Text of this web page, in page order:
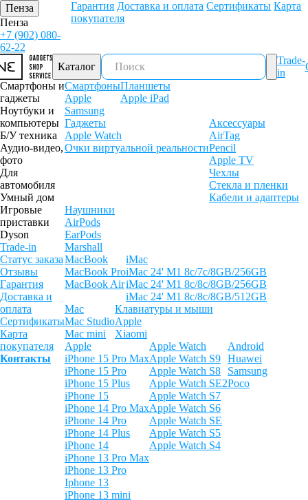
Пенза
Пенза
+7 (902) 080-
62-22
Гарантия Доставка и оплата Сертификаты Карта
покупателя
Каталог
Trade-
in
Смартфоны и
гаджеты
Ноутбуки и
компьютеры
Б/У техника
Аудио-видео,
фото
Для
автомобиля
Умный дом
Игровые
приставки
Dyson
Trade-in
Статус заказа
Отзывы
Гарантия
Доставка и
оплата
Сертификаты
Карта
покупателя
Контакты
Смартфоны
Apple
Samsung
Планшеты
Apple iPad
Гаджеты
Apple Watch
Очки виртуальной реальности
Аксессуары
AirTag
Pencil
Apple TV
Чехлы
Стекла и пленки
Кабели и адаптеры
Наушники
AirPods
EarPods
Marshall
MacBook
MacBook Pro
MacBook Air
iMac
iMac 24' M1 8c/7c/8GB/256GB
iMac 24' M1 8c/8c/8GB/256GB
iMac 24' M1 8c/8c/8GB/512GB
Mac
Mac Studio
Mac mini
Клавиатуры и мыши
Apple
Xiaomi
Apple
iPhone 15 Pro Max
iPhone 15 Pro
iPhone 15 Plus
iPhone 15
iPhone 14 Pro Max
iPhone 14 Pro
iPhone 14 Plus
iPhone 14
iPhone 13 Pro Max
iPhone 13 Pro
Iphone 13
iPhone 13 mini
Apple Watch
Apple Watch S9
Apple Watch S8
Apple Watch SE2
Apple Watch S7
Apple Watch S6
Apple Watch SE
Apple Watch S5
Apple Watch S4
Android
Huawei
Samsung
Poco